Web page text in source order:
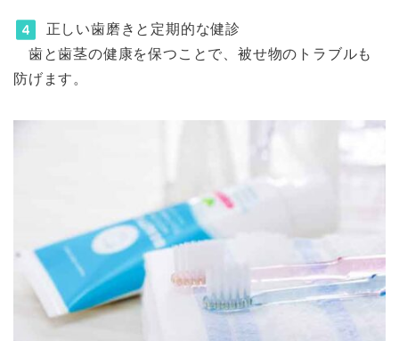
正しい歯磨きと定期的な健診
歯と歯茎の健康を保つことで、被せ物のトラブルも
防げます。